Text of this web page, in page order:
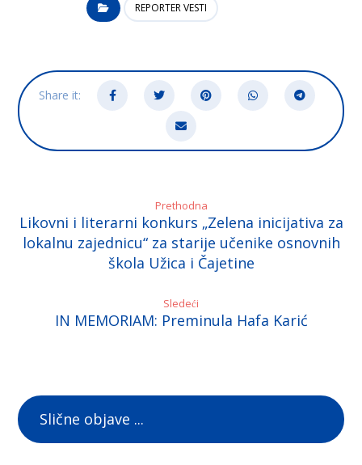
REPORTER VESTI
Prethodna
Likovni i literarni konkurs „Zelena inicijativa za
lokalnu zajednicu“ za starije učenike osnovnih
škola Užica i Čajetine
Sledeći
IN MEMORIAM: Preminula Hafa Karić
Slične objave ...